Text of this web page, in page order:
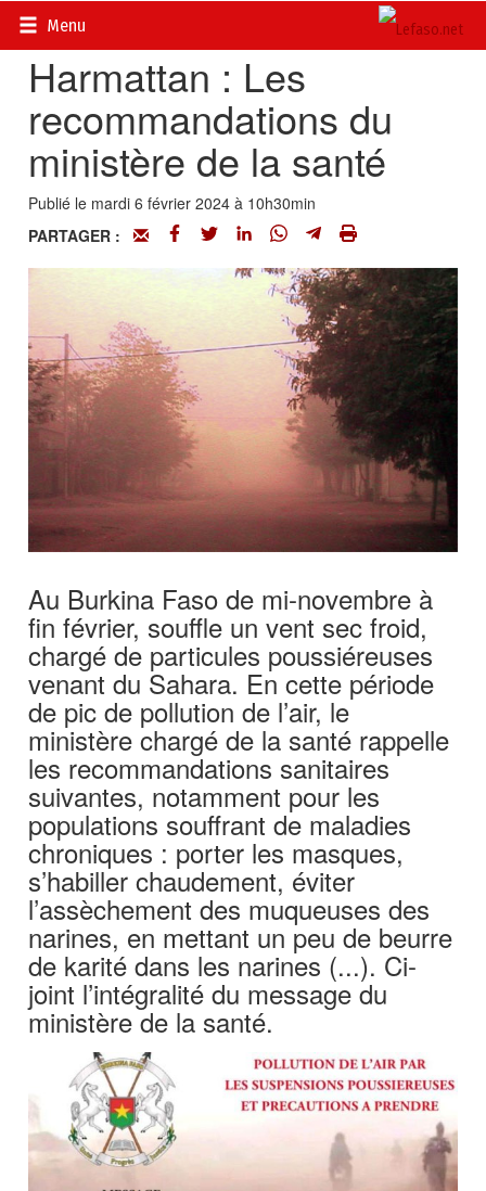
Menu
Accueil>
Harmattan : Les
recommandations du
ministère de la santé
Publié le mardi 6 février 2024 à 10h30min
PARTAGER :
Au Burkina Faso de mi-novembre à
fin février, souffle un vent sec froid,
chargé de particules poussiéreuses
venant du Sahara. En cette période
de pic de pollution de l’air, le
ministère chargé de la santé rappelle
les recommandations sanitaires
suivantes, notamment pour les
populations souffrant de maladies
chroniques : porter les masques,
s’habiller chaudement, éviter
l’assèchement des muqueuses des
narines, en mettant un peu de beurre
de karité dans les narines (...). Ci-
joint l’intégralité du message du
ministère de la santé.